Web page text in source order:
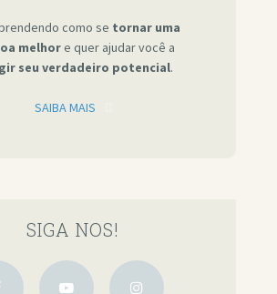
como se tornar uma
melhore quer ajudar você a
seu verdadeiro potencial.
SAIBA MAIS
SIGA NOS!